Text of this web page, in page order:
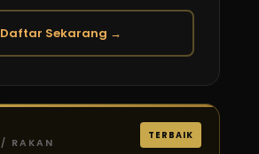
Daftar Sekarang →
TERBAIK
RAKAN